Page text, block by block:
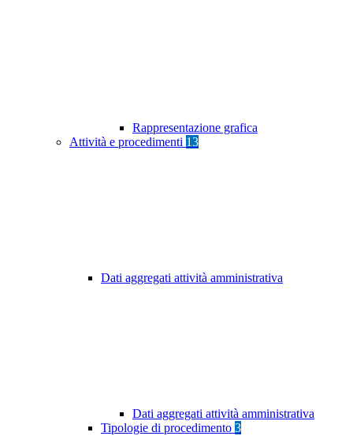
Rappresentazione grafica
Attività e procedimenti 13
Dati aggregati attività amministrativa
Dati aggregati attività amministrativa
Tipologie di procedimento 3